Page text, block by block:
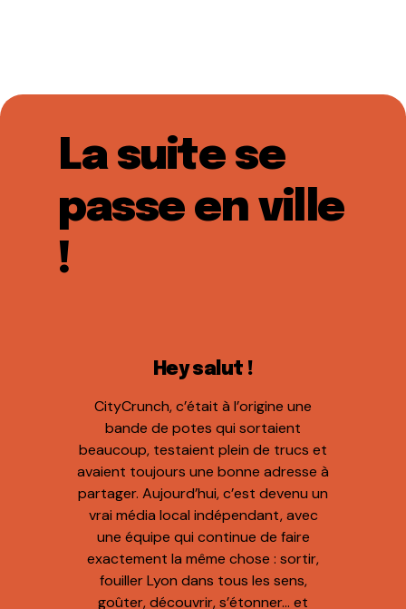
La suite se
passe en ville
!
Hey salut !
CityCrunch, c’était à l’origine une
bande de potes qui sortaient
beaucoup, testaient plein de trucs et
avaient toujours une bonne adresse à
partager. Aujourd’hui, c’est devenu un
vrai média local indépendant, avec
une équipe qui continue de faire
exactement la même chose : sortir,
fouiller Lyon dans tous les sens,
goûter, découvrir, s’étonner… et